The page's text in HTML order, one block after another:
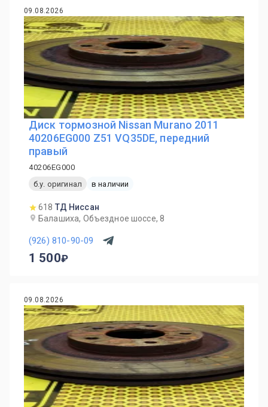
09.08.2026
Диск тормозной Nissan Murano 2011
40206EG000 Z51 VQ35DE, передний
правый
40206EG000
б.у. оригинал
в наличии
618 ТД Ниссан
Балашиха, Объездное шоссе, 8
(926) 810-90-09
1 500
09.08.2026